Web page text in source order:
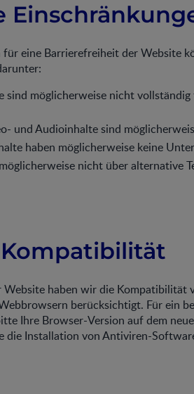
für eine Barrierefreiheit der Website
sind möglicherweise nicht
und Audioinhalte sind
haben möglicherweise keine
nicht über alternative
Website haben wir die Kompatibilität
berücksichtigt. Für ein
Ihre Browser-Version auf dem
die Installation von Antiviren-